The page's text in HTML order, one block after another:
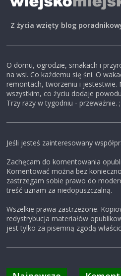
j
s
k
i
,
b
l
o
g
c
Z życia wzięty blog
O domu, ogrodzie, smakach i
na wsi. Co każdemu się śni. O
remontach, tworzeniu i jestestwie.
wszystkim, co życiu dodaje
Trzy razy w tygodniu - przeważnie.
Jeśli jesteś zainteresowany
Zachęcam do komentowania
Komentować można bez
zastrzegam sobie prawo do
treść uznam za niedopuszczalną.
Wszelkie prawa zastrzeżone.
redystrybucja materiałów
jest tylko za pisemną zgodą